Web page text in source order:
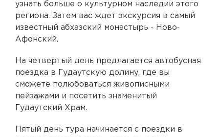
узнать больше о культурном наследии этого
региона. Затем вас ждет экскурсия в самый
известный абхазский монастырь - Ново-
Афонский.
На четвертый день предлагается автобусная
поездка в Гудаутскую долину, где вы
сможете полюбоваться живописными
пейзажами и посетить знаменитый
Гудаутский Храм.
Пятый день тура начинается с поездки в